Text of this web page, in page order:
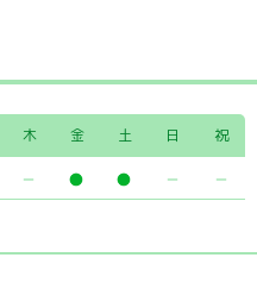
木 金 土 日 祝